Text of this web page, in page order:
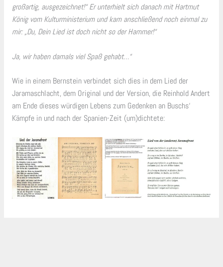
großartig, ausgezeichnet!“ Er unterhielt sich danach mit Hartmut
König vom Kulturministerium und kam anschließend noch einmal zu
mir: „Du, Dein Lied ist doch nicht so der Hammer!“
Ja, wir haben damals viel Spaß gehabt…“
Wie in einem Bernstein verbindet sich dies in dem Lied der
Jaramaschlacht, dem Original und der Version, die Reinhold Andert
am Ende dieses würdigen Lebens zum Gedenken an Buschs‘
Kämpfe in und nach der Spanien-Zeit (um)dichtete: